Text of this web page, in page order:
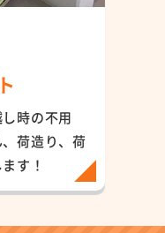
時の不用
荷造り、荷
す！